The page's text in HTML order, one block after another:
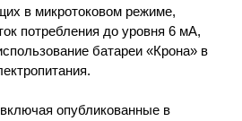
в микротоковом режиме,
потребления до уровня 6 мА,
батареи «Крона» в
опубликованные в